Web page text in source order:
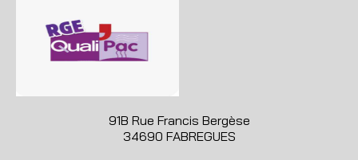
91B Rue Francis Bergèse
34690 FABREGUES